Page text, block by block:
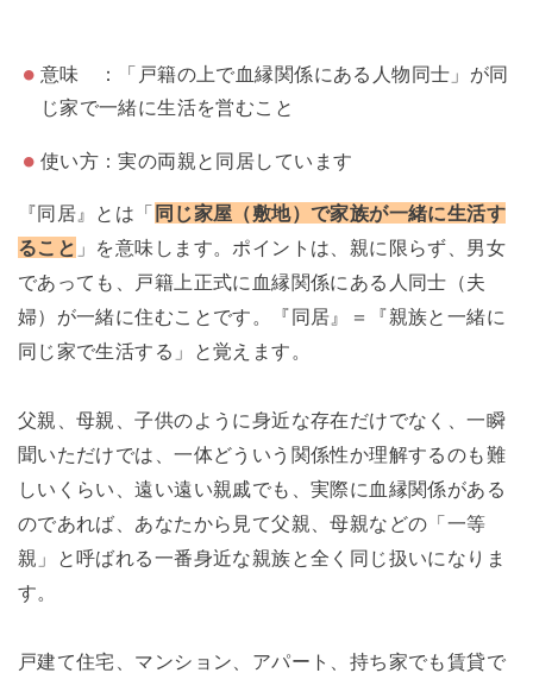
意味 ：「戸籍の上で血縁関係にある人物同士」が同
じ家で一緒に生活を営むこと
使い方：実の両親と同居しています
『同居』とは「 同じ家屋（敷地）で家族が一緒に生活す
ること 」を意味します。ポイントは、親に限らず、男女
であっても、戸籍上正式に血縁関係にある人同士（夫
婦）が一緒に住むことです。『同居』＝『親族と一緒に
同じ家で生活する」と覚えます。
父親、母親、子供のように身近な存在だけでなく、一瞬
聞いただけでは、一体どういう関係性か理解するのも難
しいくらい、遠い遠い親戚でも、実際に血縁関係がある
のであれば、あなたから見て父親、母親などの「一等
親」と呼ばれる一番身近な親族と全く同じ扱いになりま
す。
戸建て住宅、マンション、アパート、持ち家でも賃貸で